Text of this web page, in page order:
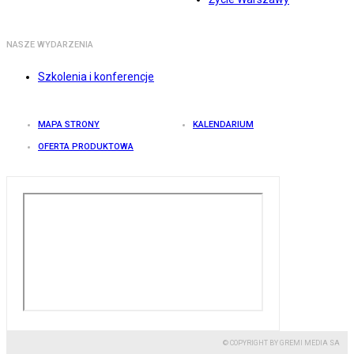
NASZE WYDARZENIA
Szkolenia i konferencje
MAPA STRONY KALENDARIUM
OFERTA PRODUKTOWA
© COPYRIGHT BY GREMI MEDIA SA